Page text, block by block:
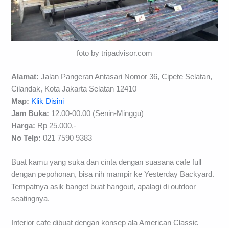
foto by tripadvisor.com
Alamat: Jalan Pangeran Antasari Nomor 36, Cipete Selatan,
Cilandak, Kota Jakarta Selatan 12410
Map: Klik Disini
Jam Buka: 12.00-00.00 (Senin-Minggu)
Harga: Rp 25.000,-
No Telp: 021 7590 9383
Buat kamu yang suka dan cinta dengan suasana cafe full
dengan pepohonan, bisa nih mampir ke Yesterday Backyard.
Tempatnya asik banget buat hangout, apalagi di outdoor
seatingnya.
Interior cafe dibuat dengan konsep ala American Classic